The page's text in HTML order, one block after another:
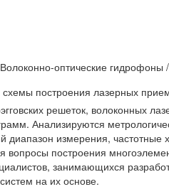
оптические
построения лазерных
решеток, волоконных
Анализируются
диапазон измерения,
построения
занимающихся
на их основе.